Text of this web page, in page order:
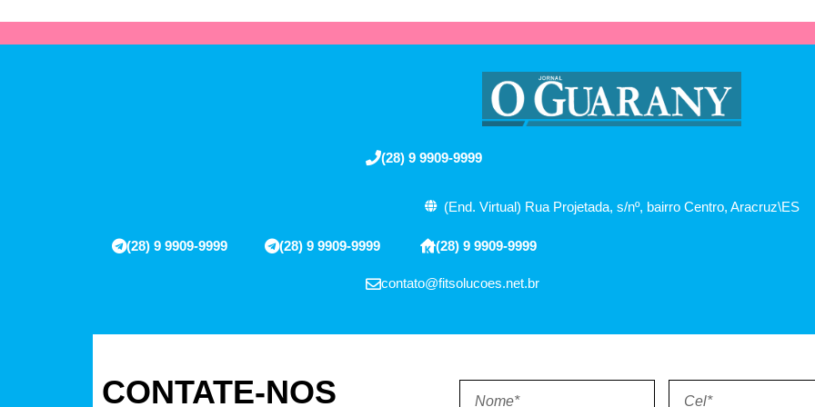
(28) 9 9909-9999
(End. Virtual) Rua Projetada, s/nº, bairro Centro, Aracruz\ES
(28) 9 9909-9999 (28) 9 9909-9999 (28) 9 9909-9999
contato@fitsolucoes.net.br
CONTATE-NOS